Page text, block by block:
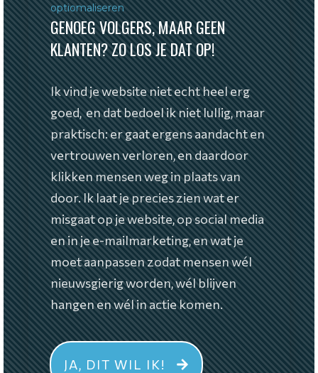
optiomaliseren
GENOEG VOLGERS, MAAR GEEN
KLANTEN? ZO LOS JE DAT OP!
Ik vind je website niet echt heel erg
goed, en dat bedoel ik niet lullig, maar
praktisch: er gaat ergens aandacht en
vertrouwen verloren, en daardoor
klikken mensen weg in plaats van
door. Ik laat je precies zien wat er
misgaat op je website, op social media
en in je e-mailmarketing, en wat je
moet aanpassen zodat mensen wél
nieuwsgierig worden, wél blijven
hangen en wél in actie komen.
JA, DIT WIL IK!